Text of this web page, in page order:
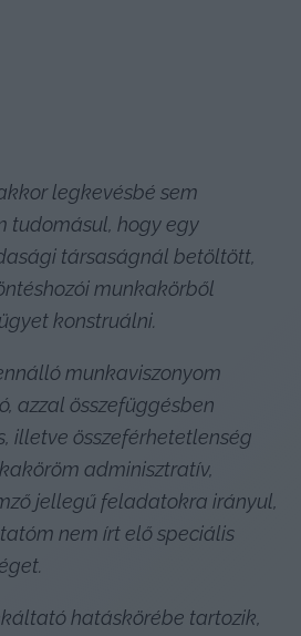
legkevésbé sem
tudomásul, hogy egy
társaságnál betöltött,
munkakörből
konstruálni.
munkaviszonyom
azzal összefüggésben
illetve összeférhetetlenség
adminisztratív,
jellegű feladatokra irányul,
nem írt elő speciális
hatáskörébe tartozik,